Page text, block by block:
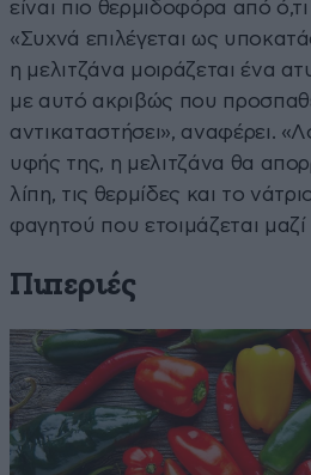
είναι πιο θερμιδοφόρα από
«Συχνά επιλέγεται ως
η μελιτζάνα μοιράζεται ένα
με αυτό ακριβώς που
αντικαταστήσει», αναφέρει.
υφής της, η μελιτζάνα θα
λίπη, τις θερμίδες και το
φαγητού που ετοιμάζεται μαζί
Πιπεριές